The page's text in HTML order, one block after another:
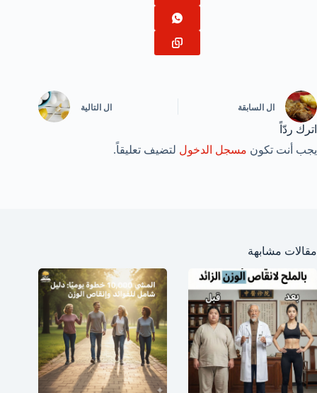
ال السابقة ال التالية
اترك ردّاً
يجب أنت تكون مسجل الدخول لتضيف تعليقاً.
مقالات مشابهة